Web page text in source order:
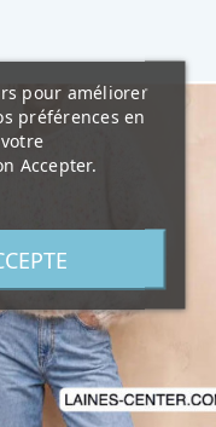
pour améliorer
préférences en
Accepter.